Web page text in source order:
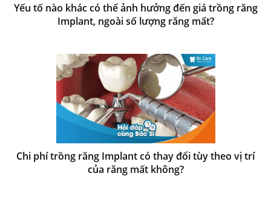
Yếu tố nào khác có thể ảnh hưởng đến giá trồng răng
Implant, ngoài số lượng răng mất?
Chi phí trồng răng Implant có thay đổi tùy theo vị trí
của răng mất không?